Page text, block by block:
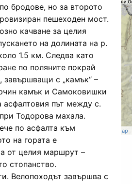
бродове, но за второто
пешеходен мост.
качване за целия
на долината на р.
1.5 км. Следва като
по поляните покрай
завършващи с „камък“ –
камък и Самоковишки
асфалтовия път между с.
Тодорова махала.
по асфалта към
на гората е
от целия маршрут –
стопанство.
Велопоходът завършва с
,BGM team,Garmin version
OpenStreetMap